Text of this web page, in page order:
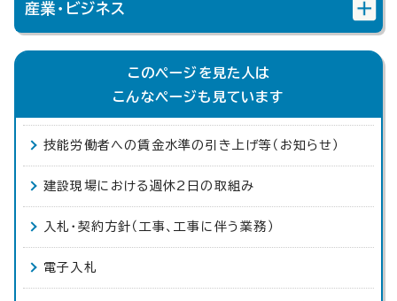
産業・ビジネス
このページを見た人は
こんなページも見ています
技能労働者への賃金水準の引き上げ等（お知らせ）
建設現場における週休2日の取組み
入札・契約方針（工事、工事に伴う業務）
電子入札